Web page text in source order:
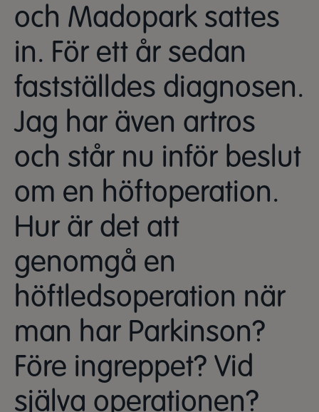
och Madopark sattes
in. För ett år sedan
fastställdes diagnosen.
Jag har även artros
och står nu inför beslut
om en höftoperation.
Hur är det att
genomgå en
höftledsoperation när
man har Parkinson?
Före ingreppet? Vid
själva operationen?